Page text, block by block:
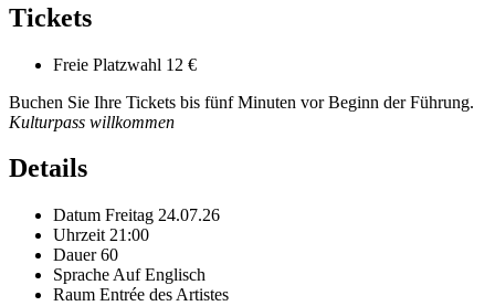
Tickets
Freie Platzwahl 12 €
Buchen Sie Ihre Tickets bis fünf Minuten vor Beginn der Führung.
Kulturpass willkommen
Details
Datum Freitag 24.07.26
Uhrzeit 21:00
Dauer 60
Sprache Auf Englisch
Raum Entrée des Artistes